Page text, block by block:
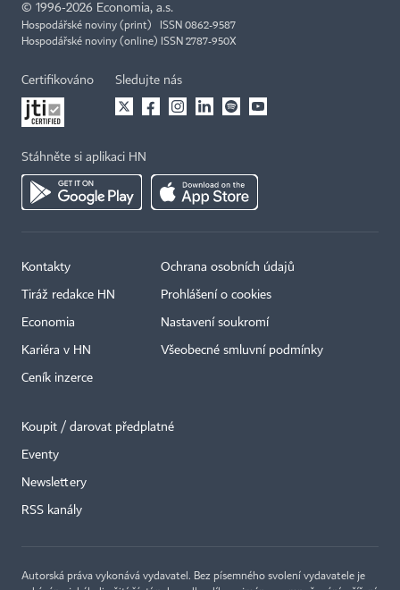
© 1996-2026 Economia, a.s.
Hospodářské noviny (print) ISSN 0862-9587
Hospodářské noviny (online) ISSN 2787-950X
Certifikováno Sledujte nás
Stáhněte si aplikaci HN
Kontakty
Tiráž redakce HN
Economia
Kariéra v HN
Ceník inzerce
Ochrana osobních údajů
Prohlášení o cookies
Nastavení soukromí
Všeobecné smluvní podmínky
Koupit / darovat předplatné
Eventy
Newslettery
RSS kanály
Autorská práva vykonává vydavatel. Bez písemného svolení vydavatele je